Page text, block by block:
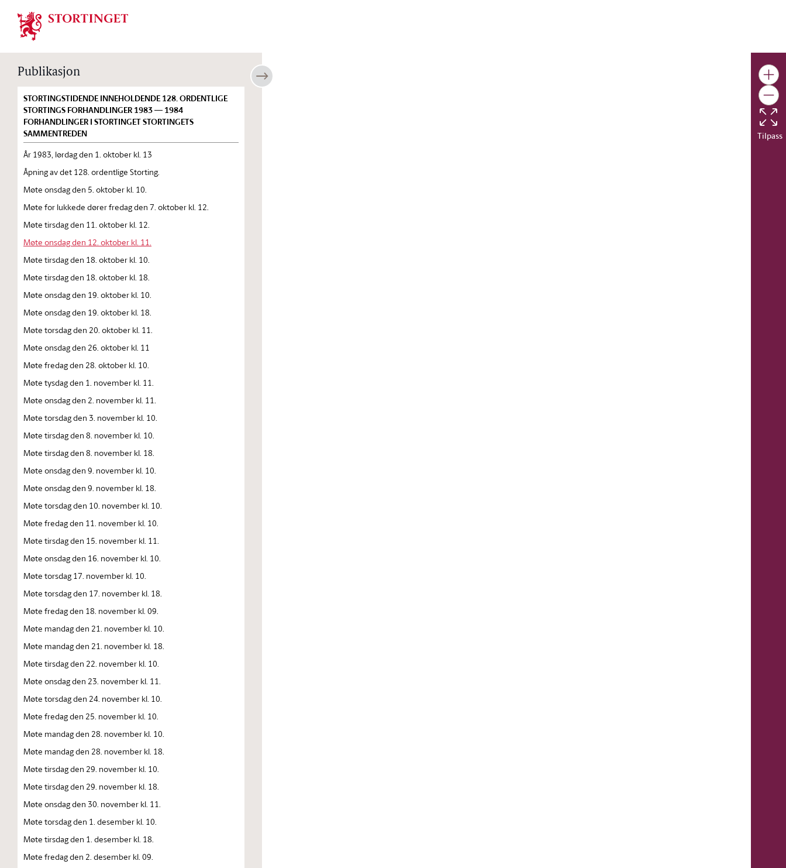
Stortinget.no
Publikasjon
STORTINGSTIDENDE INNEHOLDENDE 128. ORDENTLIGE
STORTINGS FORHANDLINGER 1983 — 1984
FORHANDLINGER I STORTINGET STORTINGETS
SAMMENTREDEN
År 1983, lørdag den 1. oktober kl. 13
Åpning av det 128. ordentlige Storting.
Møte onsdag den 5. oktober kl. 10.
Møte for lukkede dører fredag den 7. oktober kl. 12.
Møte tirsdag den 11. oktober kl. 12.
Møte onsdag den 12. oktober kl. 11.
Møte tirsdag den 18. oktober kl. 10.
Møte tirsdag den 18. oktober kl. 18.
Møte onsdag den 19. oktober kl. 10.
Møte onsdag den 19. oktober kl. 18.
Møte torsdag den 20. oktober kl. 11.
Møte onsdag den 26. oktober kl. 11
Møte fredag den 28. oktober kl. 10.
Møte tysdag den 1. november kl. 11.
Møte onsdag den 2. november kl. 11.
Møte torsdag den 3. november kl. 10.
Møte tirsdag den 8. november kl. 10.
Møte tirsdag den 8. november kl. 18.
Møte onsdag den 9. november kl. 10.
Møte onsdag den 9. november kl. 18.
Møte torsdag den 10. november kl. 10.
Møte fredag den 11. november kl. 10.
Møte tirsdag den 15. november kl. 11.
Møte onsdag den 16. november kl. 10.
Møte torsdag 17. november kl. 10.
Møte torsdag den 17. november kl. 18.
Møte fredag den 18. november kl. 09.
Møte mandag den 21. november kl. 10.
Møte mandag den 21. november kl. 18.
Møte tirsdag den 22. november kl. 10.
Møte onsdag den 23. november kl. 11.
Møte torsdag den 24. november kl. 10.
Møte fredag den 25. november kl. 10.
Møte mandag den 28. november kl. 10.
Møte mandag den 28. november kl. 18.
Møte tirsdag den 29. november kl. 10.
Møte tirsdag den 29. november kl. 18.
Møte onsdag den 30. november kl. 11.
Møte torsdag den 1. desember kl. 10.
Møte tirsdag den 1. desember kl. 18.
Møte fredag den 2. desember kl. 09.